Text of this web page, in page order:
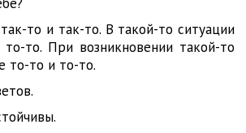
то и так-то. В такой-то ситуации
то. При возникновении такой-то
то-то и то-то.